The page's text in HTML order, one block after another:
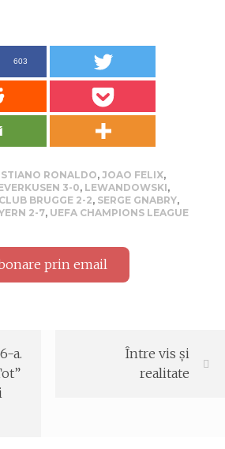
603
RONALDO, JOAO FELIX,
3-0, LEWANDOWSKI,
BRUGGE 2-2, SERGE GNABRY,
2-7, UEFA CHAMPIONS LEAGUE
prin email
a.
Între vis și
realitate